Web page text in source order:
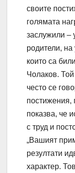
своите
голямата
заслужили –
родители, на
които са
Чолаков.
често се
постижения,
показва, че
с труд и
„Вашият
резултати
характер.